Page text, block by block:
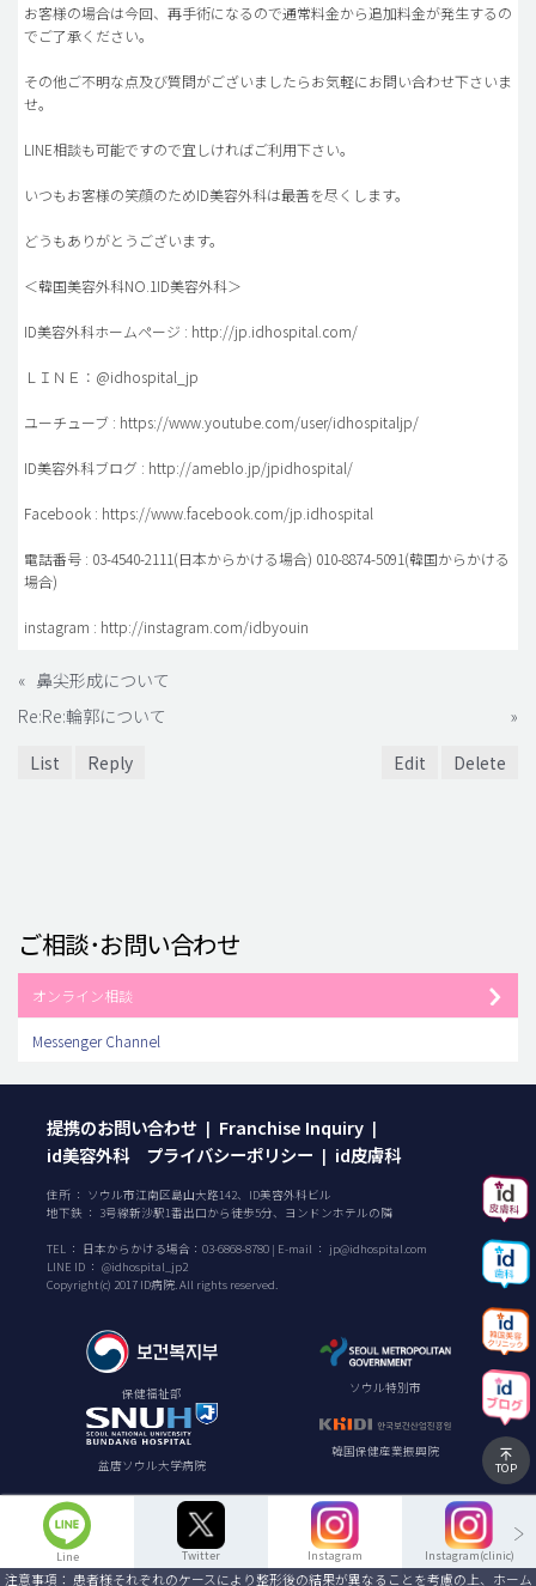
お客様の場合は今回、再手術になるので通常料金から追加料金が発生するの
でご了承ください。
その他ご不明な点及び質問がございましたらお気軽にお問い合わせ下さいま
せ。
LINE相談も可能ですので宜しければご利用下さい。
いつもお客様の笑顔のためID美容外科は最善を尽くします。
どうもありがとうございます。
＜韓国美容外科NO.1ID美容外科＞
ID美容外科ホームページ : http://jp.idhospital.com/
ＬＩＮＥ：@idhospital_jp
ユーチューブ : https://www.youtube.com/user/idhospitaljp/
ID美容外科ブログ : http://ameblo.jp/jpidhospital/
Facebook : https://www.facebook.com/jp.idhospital
電話番号 : 03-4540-2111(日本からかける場合) 010-8874-5091(韓国からかける
場合)
instagram : http://instagram.com/idbyouin
« 鼻尖形成について
Re:Re:輪郭について
»
List
Reply Edit Delete
ご相談･お問い合わせ
オンライン相談
Messenger Channel
Line Twitter Instagram Instagram(clinic)
提携のお問い合わせ | Franchise Inquiry |
id美容外科 プライバシーポリシー | id皮膚科
住所 ： ソウル市江南区島山大路142、ID美容外科ビル
地下鉄 ： 3号線新沙駅1番出口から徒歩5分、ヨンドンホテルの隣
TEL ： 日本からかける場合： 03-6868-8780 | E-mail ： jp@idhospital.com
LINE ID ： @idhospital_jp2
Copyright(c) 2017 ID病院. All rights reserved.
保健福祉部 ソウル特別市
盆唐ソウル大学病院
韓国保健産業振興院
TOP
注意事項： 患者様それぞれのケースにより整形後の結果が異なることを考慮の上、ホーム